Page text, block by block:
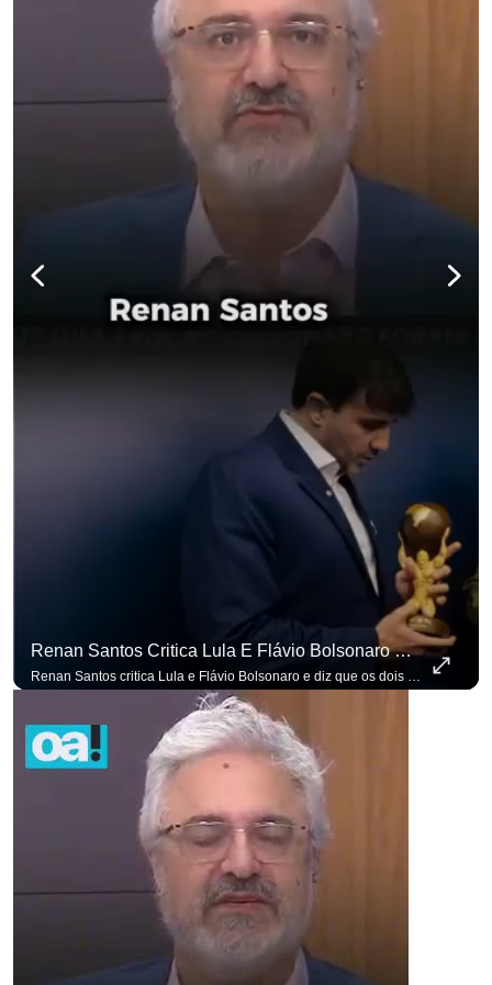
Renan Santos Critica Lula E Flávio Bolsonaro E Diz Que Os Dois São Lados Da Mesma Moeda.
Renan Santos critica Lula e Flávio Bolsonaro e diz que os dois são lados da mesma moeda. #OAntagonista Se você busca informação com credibilidade, inscreva-se agora e ative o